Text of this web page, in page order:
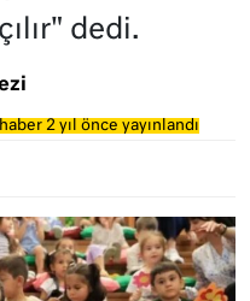
dedi.
2 yıl önce yayınlandı